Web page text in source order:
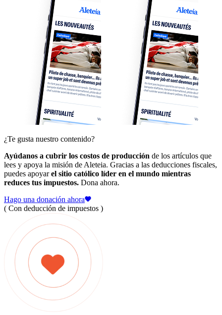
¿Te gusta nuestro contenido?
Ayúdanos a cubrir los costos de producción de los artículos que
lees y apoya la misión de Aleteia. Gracias a las deducciones fiscales,
puedes apoyarel sitio católico líder en el mundo mientras
reduces tus impuestos. Dona ahora.
Hago una donación ahora
( Con deducción de impuestos )